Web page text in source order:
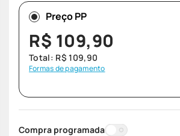
Preço PP
R$ 109,90
Total: R$ 109,90
Formas de pagamento
Compra programada